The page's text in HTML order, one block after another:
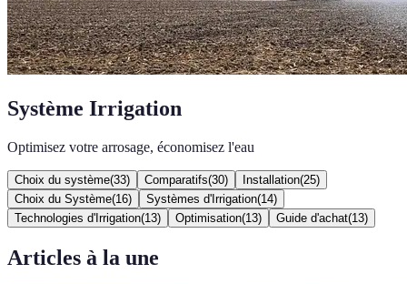
Système Irrigation
Optimisez votre arrosage, économisez l'eau
Choix du système(33) Comparatifs(30) Installation(25)
Choix du Système(16) Systèmes d'Irrigation(14)
Technologies d'Irrigation(13) Optimisation(13) Guide d'achat(13)
Articles à la une